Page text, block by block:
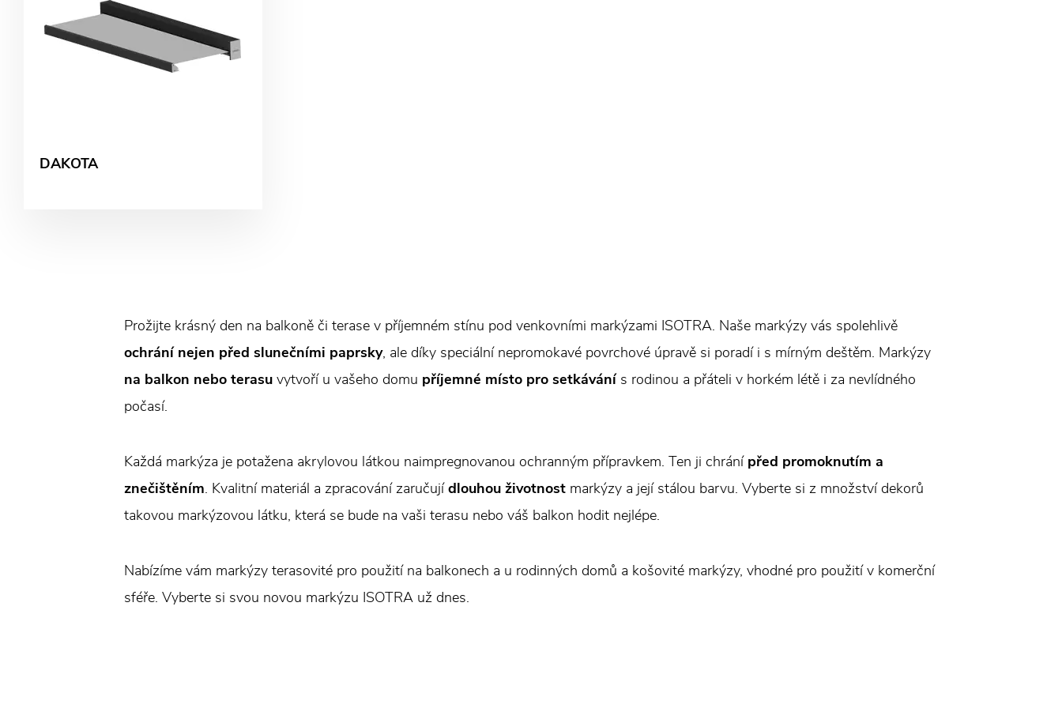
DAKOTA
Prožijte krásný den na balkoně či terase v příjemném stínu pod venkovními markýzami ISOTRA. Naše markýzy vás spolehlivě
ochrání nejen před slunečními paprsky, ale díky speciální nepromokavé povrchové úpravě si poradí i s mírným deštěm. Markýzy
na balkon nebo terasu vytvoří u vašeho domu příjemné místo pro setkávánís rodinou a přáteli v horkém létě i za nevlídného
počasí.
Každá markýza je potažena akrylovou látkou naimpregnovanou ochranným přípravkem. Ten ji chrání před promoknutím a
znečištěním. Kvalitní materiál a zpracování zaručujídlouhou životnost markýzy a její stálou barvu. Vyberte si z množství dekorů
takovou markýzovou látku, která se bude na vaši terasu nebo váš balkon hodit nejlépe.
Nabízíme vám markýzy terasovité pro použití na balkonech a u rodinných domů a košovité markýzy, vhodné pro použití v komerční
sféře. Vyberte si svou novou markýzu ISOTRA už dnes.